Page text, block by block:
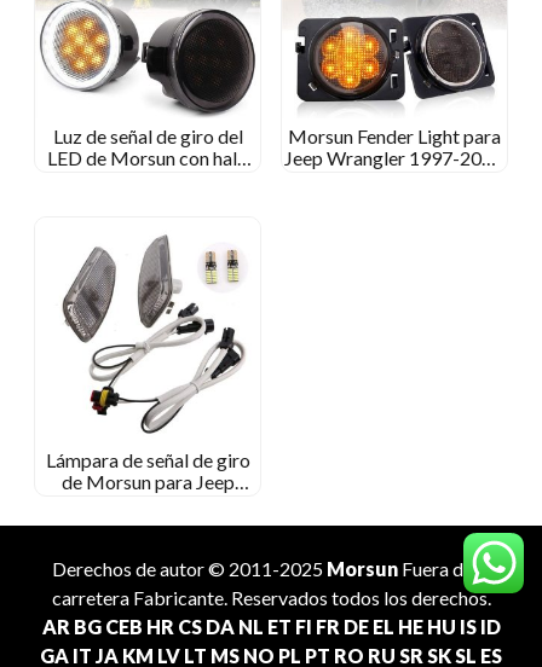
Luz de señal de giro del
LED de Morsun con halo
Morsun Fender Light para
Jeep Wrangler 1997-2006
Lámpara de señal de giro
de Morsun para Jeep
Naranja ahumada con LED
Derechos de autor © 2011-2025 MorsunFuera de la
carretera Fabricante. Reservados todos los derechos.
AR BG CEB HR CS DA NL ET FI FR DE EL HE HU IS ID
GA IT JA KM LV LT MS NO PL PT RO RU SR SKSL ES